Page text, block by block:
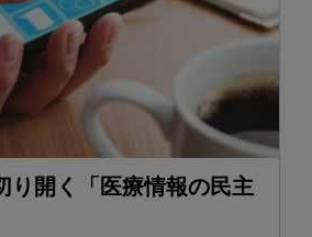
り開く「医療情報の民主